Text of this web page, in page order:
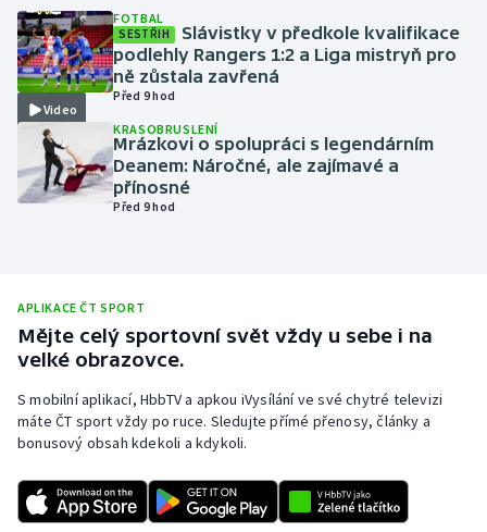
Motorsport
Olympijské hry
Parasport
Plavání
Ragby
Rychlobruslení
Rychlostní kanoistika
Short track
Sportovní střelba
Video
FOTBAL
SESTŘIH
Slávistky v předkole kvalifikace
podlehly Rangers 1:2 a Liga mistryň pro
ně zůstala zavřená
Před 9 hod
KRASOBRUSLENÍ
Mrázkovi o spolupráci s legendárním
Deanem: Náročné, ale zajímavé a
přínosné
Před 9 hod
APLIKACE ČT SPORT
Mějte celý sportovní svět vždy u sebe i na
velké obrazovce.
S mobilní aplikací, HbbTV a apkou iVysílání ve své chytré televizi
máte ČT sport vždy po ruce. Sledujte přímé přenosy, články a
bonusový obsah kdekoli a kdykoli.